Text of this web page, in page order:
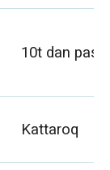
10t dan past
Kattaroq